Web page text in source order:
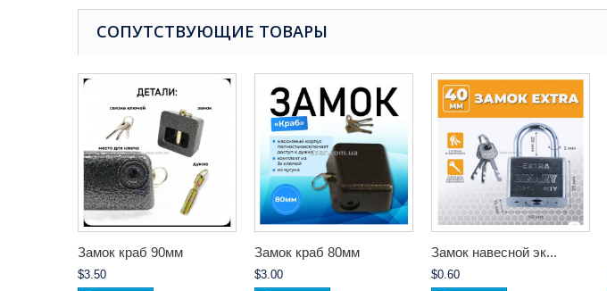
СОПУТСТВУЮЩИЕ ТОВАРЫ
Замок краб 90мм
$3.50
Замок краб 80мм
$3.00
Замок навесной эк...
$0.60